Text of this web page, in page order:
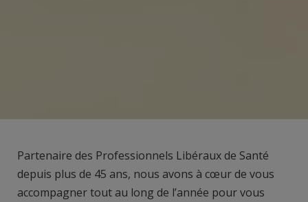
Partenaire des Professionnels Libéraux de Santé
depuis plus de 45 ans, nous avons à cœur de vous
accompagner tout au long de l’année pour vous